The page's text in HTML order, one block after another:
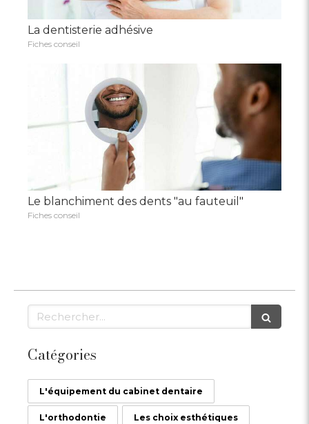
La dentisterie adhésive
Fiches conseil
Le blanchiment des dents "au fauteuil"
Fiches conseil
Rechercher
Catégories
L'équipement du cabinet dentaire
L'orthodontie Les choix esthétiques